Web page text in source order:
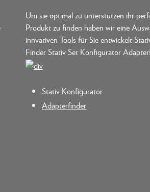
Um sie optimal zu unterstützen ihr
Produkt zu finden haben wir eine
innvativen Tools für Sie entwickelt
Finder Stativ Set Konfigurator
Stativ Konfigurator
Adapterfinder